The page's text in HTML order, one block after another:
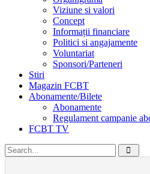
Viziune si valori
Concept
Informații financiare
Politici si angajamente
Voluntariat
Sponsori/Parteneri
Stiri
Magazin FCBT
Abonamente/Bilete
Abonamente
Regulament campanie
FCBT TV